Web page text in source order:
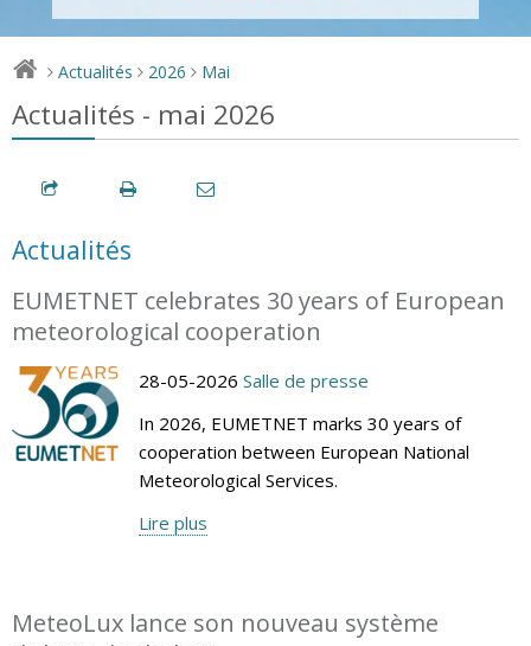
> Actualités > 2026 > Mai
Actualités - mai 2026
Actualités
EUMETNET celebrates 30 years of European
meteorological cooperation
28-05-2026 Salle de presse
In 2026, EUMETNET marks 30 years of
cooperation between European National
Meteorological Services.
Lire plus
MeteoLux lance son nouveau système